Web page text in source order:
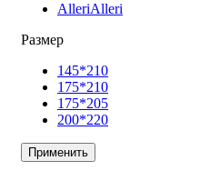
AlleriAlleri
Размер
145*210
175*210
175*205
200*220
Применить